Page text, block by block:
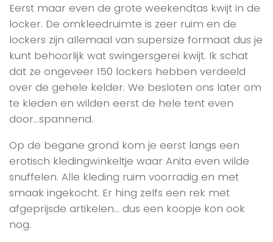
Eerst maar even de grote weekendtas kwijt in de
locker. De omkleedruimte is zeer ruim en de
lockers zijn allemaal van supersize formaat dus je
kunt behoorlijk wat swingersgerei kwijt. Ik schat
dat ze ongeveer 150 lockers hebben verdeeld
over de gehele kelder. We besloten ons later om
te kleden en wilden eerst de hele tent even
door…spannend.
Op de begane grond kom je eerst langs een
erotisch kledingwinkeltje waar Anita even wilde
snuffelen. Alle kleding ruim voorradig en met
smaak ingekocht. Er hing zelfs een rek met
afgeprijsde artikelen… dus een koopje kon ook
nog.